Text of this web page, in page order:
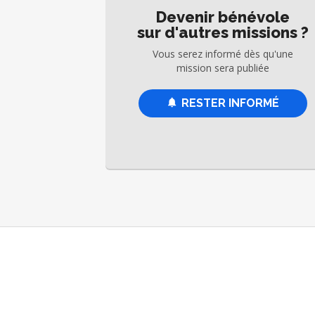
Devenir bénévole
sur d'autres missions ?
Vous serez informé dès qu'une
mission sera publiée
RESTER INFORMÉ